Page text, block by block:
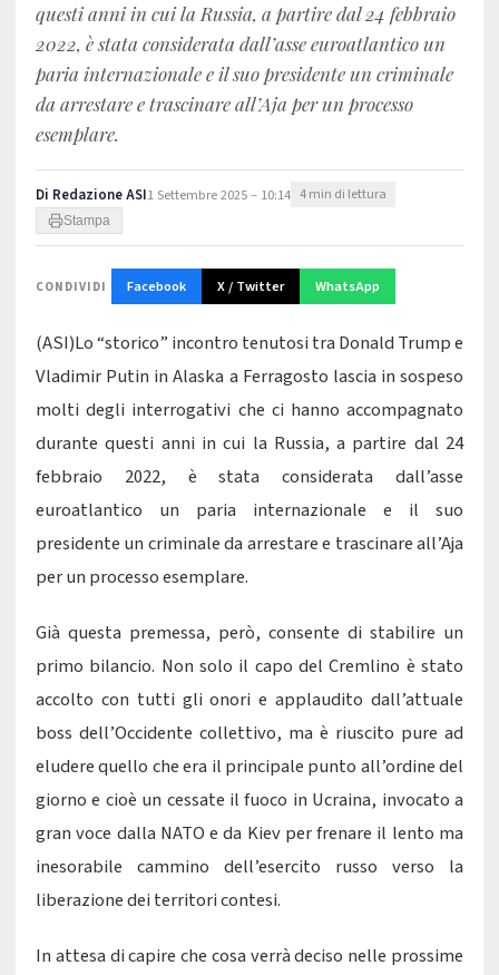
questi anni in cui la Russia, a partire dal 24 febbraio
2022, è stata considerata dall’asse euroatlantico un
paria internazionale e il suo presidente un criminale
da arrestare e trascinare all’Aja per un processo
esemplare.
Di Redazione ASI1 Settembre 2025 – 10:14 4 min di lettura
Stampa
CONDIVIDI Facebook X / Twitter WhatsApp
(ASI)Lo “storico” incontro tenutosi tra Donald Trump e
Vladimir Putin in Alaska a Ferragosto lascia in sospeso
molti degli interrogativi che ci hanno accompagnato
durante questi anni in cui la Russia, a partire dal 24
febbraio 2022, è stata considerata dall’asse
euroatlantico un paria internazionale e il suo
presidente un criminale da arrestare e trascinare all’Aja
per un processo esemplare.
Già questa premessa, però, consente di stabilire un
primo bilancio. Non solo il capo del Cremlino è stato
accolto con tutti gli onori e applaudito dall’attuale
boss dell’Occidente collettivo, ma è riuscito pure ad
eludere quello che era il principale punto all’ordine del
giorno e cioè un cessate il fuoco in Ucraina, invocato a
gran voce dalla NATO e da Kiev per frenare il lento ma
inesorabile cammino dell’esercito russo verso la
liberazione dei territori contesi.
In attesa di capire che cosa verrà deciso nelle prossime